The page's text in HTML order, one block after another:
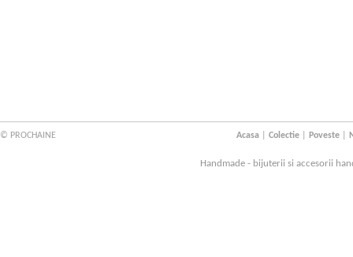
© PROCHAINE Acasa| Colectie| Poveste|
Handmade - bijuterii si accesorii